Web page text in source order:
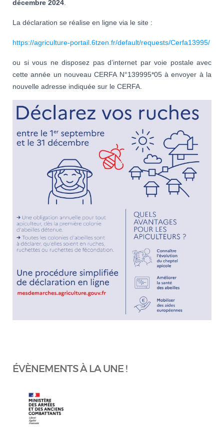
décembre 2024
La déclaration se réalise en ligne via le site :
https://agriculture-portail.6tzen.fr/default/requests/Cerfa13995/
ou si vous ne disposez pas d’internet par voie postale avec
cette année un nouveau CERFA N°139995*05 à envoyer à la
nouvelle adresse indiquée sur le CERFA.
ÉVÈNEMENTS À LA UNE !